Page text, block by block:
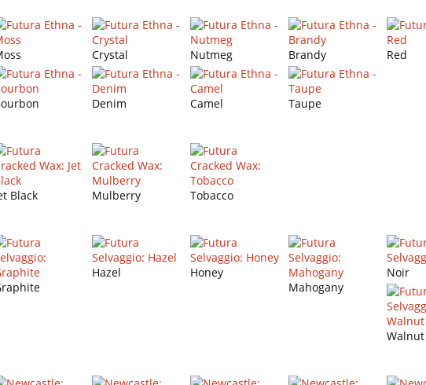
Crystal Nutmeg Brandy Red
Denim Camel Taupe
Black Mulberry Tobacco
Hazel
Honey
Mahogany
Noir
Walnut